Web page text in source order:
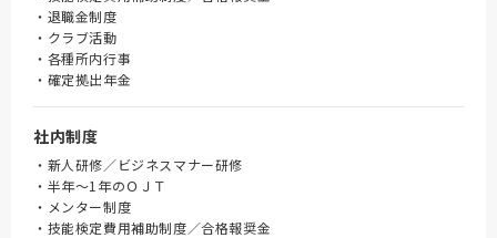
・退職金制度
・クラブ活動
・各種所内行事
・確定拠出年金
社内制度
・新人研修／ビジネスマナー研修
・半年～1年のＯＪＴ
・メンター制度
・技能検定費用補助制度／合格報奨金